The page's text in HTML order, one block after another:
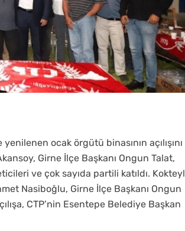
ocak örgütü binasının açılışını
Girne İlçe Başkanı Ongun Talat,
ve çok sayıda partili katıldı. Kokteyl
Nasiboğlu, Girne İlçe Başkanı Ongun
CTP’nin Esentepe Belediye Başkan